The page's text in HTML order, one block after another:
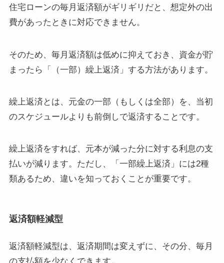
住宅ローンの毎月返済額がギリギリだと、想定外の出
費があったときに対応できません。
そのため、毎月返済額は低めに抑えておき、資金が貯
まったら「（一部）繰上返済」する方法があります。
繰上返済とは、元金の一部（もしくは全部）を、当初
のスケジュールよりも前倒しで返済することです。
繰上返済をすれば、元本が減った分に対する利息の支
払いが減ります。ただし、「一部繰上返済」には2種
類あるため、違いを知っておくことが重要です。
返済額軽減型
返済額軽減型は、返済期間は変えずに、その分、毎月